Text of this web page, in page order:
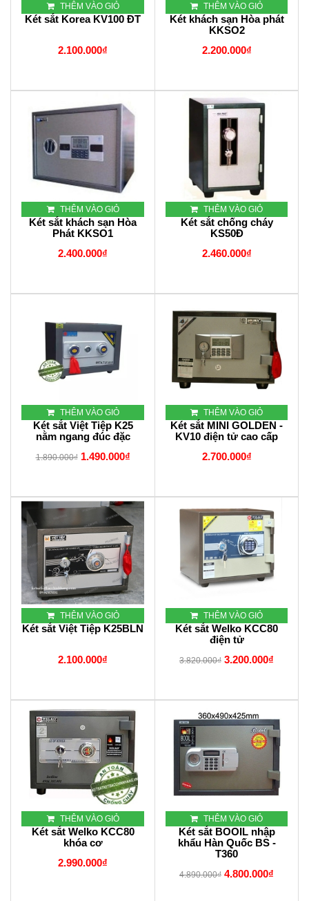
THÊM VÀO GIỎ
Két sắt Korea KV100 ĐT
2.100.000₫
THÊM VÀO GIỎ
Két khách sạn Hòa phát
KKSO2
2.200.000₫
THÊM VÀO GIỎ
Két sắt khách sạn Hòa
Phát KKSO1
2.400.000₫
THÊM VÀO GIỎ
Két sắt chống cháy
KS50Đ
2.460.000₫
THÊM VÀO GIỎ
Két sắt Việt Tiệp K25
nằm ngang đúc đặc
1.890.000₫ 1.490.000₫
THÊM VÀO GIỎ
Két sắt MINI GOLDEN -
KV10 điện tử cao cấp
2.700.000₫
THÊM VÀO GIỎ
Két sắt Việt Tiệp K25BLN
2.100.000₫
THÊM VÀO GIỎ
Két sắt Welko KCC80
điện tử
3.820.000₫ 3.200.000₫
THÊM VÀO GIỎ
Két sắt Welko KCC80
khóa cơ
2.990.000₫
THÊM VÀO GIỎ
Két sắt BOOIL nhập
khẩu Hàn Quốc BS -
T360
4.890.000₫ 4.800.000₫